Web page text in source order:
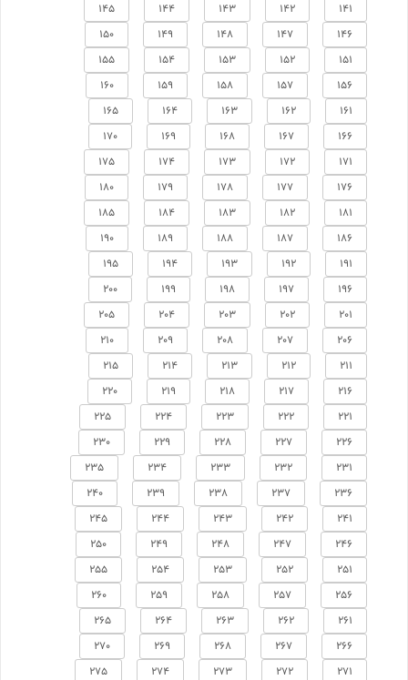
141
142
143
144
145
146
147
148
149
150
151
152
153
154
155
156
157
158
159
160
161
162
163
164
165
166
167
168
169
170
171
172
173
174
175
176
177
178
179
180
181
182
183
184
185
186
187
188
189
190
191
192
193
194
195
196
197
198
199
200
201
202
203
204
205
206
207
208
209
210
211
212
213
214
215
216
217
218
219
220
221
222
223
224
225
226
227
228
229
230
231
232
233
234
235
236
237
238
239
240
241
242
243
244
245
246
247
248
249
250
251
252
253
254
255
256
257
258
259
260
261
262
263
264
265
266
267
268
269
270
271
272
273
274
275